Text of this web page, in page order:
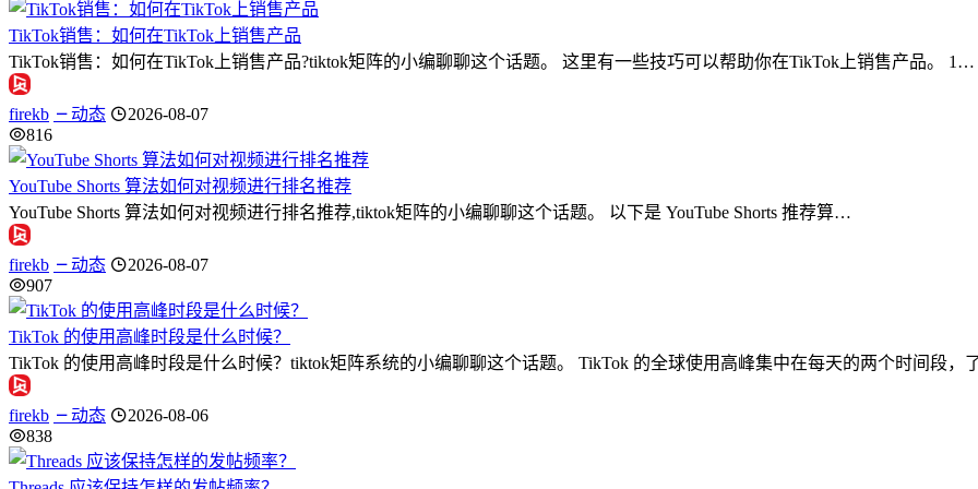
TikTok销售：如何在TikTok上销售产品
TikTok销售：如何在TikTok上销售产品?tiktok矩阵的小编聊聊这个话题。 这里有一些技巧可以帮助你在TikTok上销售产品。 1…
firekb 动态
2026-08-07
816
YouTube Shorts 算法如何对视频进行排名推荐
YouTube Shorts 算法如何对视频进行排名推荐,tiktok矩阵的小编聊聊这个话题。 以下是 YouTube Shorts 推荐算…
firekb 动态
2026-08-07
907
TikTok 的使用高峰时段是什么时候？
TikTok 的使用高峰时段是什么时候？tiktok矩阵系统的小编聊聊这个话题。 TikTok 的全球使用高峰集中在每天的两个时间段，
firekb 动态
2026-08-06
838